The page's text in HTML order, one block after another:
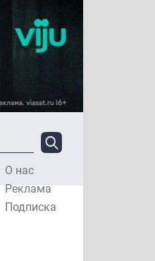
О нас
Реклама
Подписка